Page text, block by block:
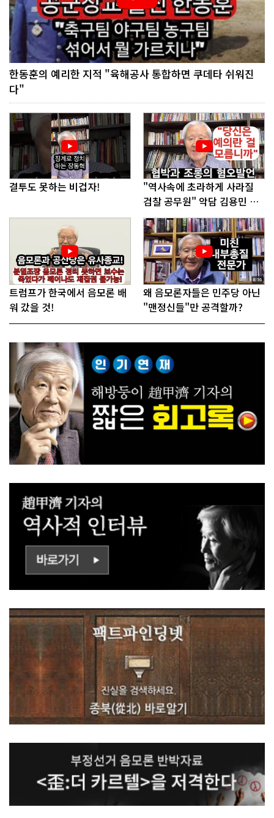
한동훈의 예리한 지적 "육해공사 통합하면 쿠데타 쉬워진
다"
결투도 못하는 비겁자!
"역사속에 초라하게 사라질
검찰 공무원" 악담 김용민 의
원에게!
트럼프가 한국에서 음모론 배
워 갔을 것!
왜 음모론자들은 민주당 아닌
"맨정신들"만 공격할까?